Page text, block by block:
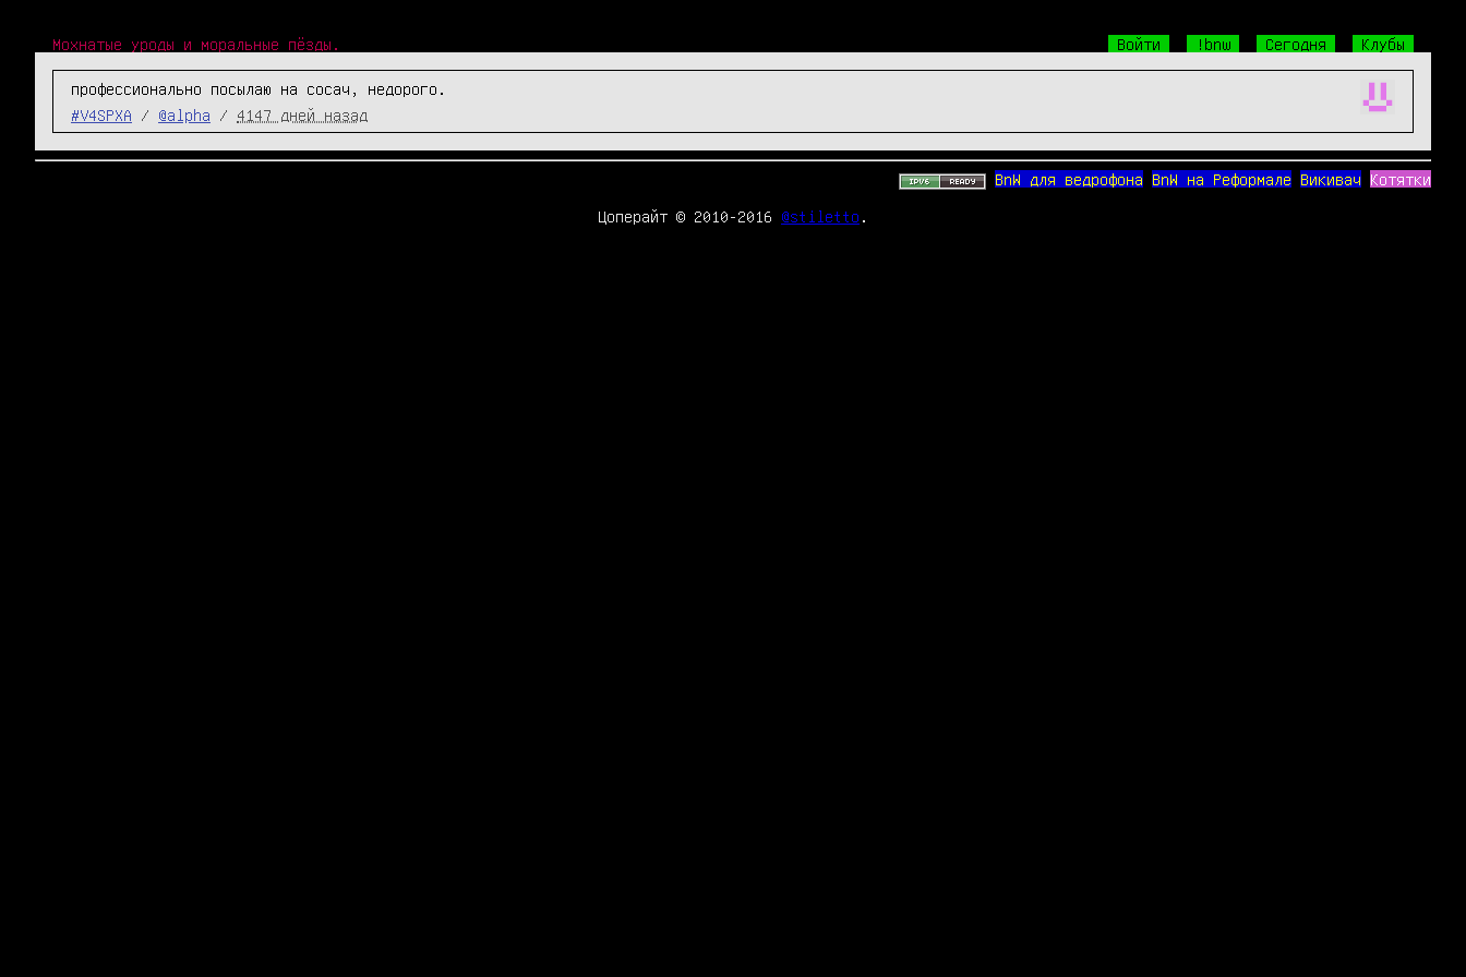
Мохнатые уроды и моральные пёзды. Войти !bnw Сегодня Клубы
профессионально посылаю на сосач, недорого.
#V4SPXA
/ @alpha / 4147 дней назад
BnW для ведрофона BnW на Реформале Викивач Котятки
Цоперайт © 2010-2016 @stiletto